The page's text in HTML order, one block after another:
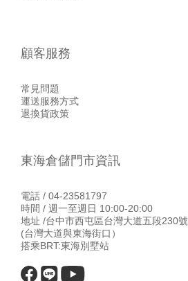
顧客服務
常見問題
運送服務方式
退換貨政策
東海倉儲門市資訊
電話 / 04-23581797
時間 / 週一至週日 10:00-20:00
地址 /台中市西屯區台灣大道五段230號
(台灣大道與東海街口）
搭乘BRT:東海別墅站